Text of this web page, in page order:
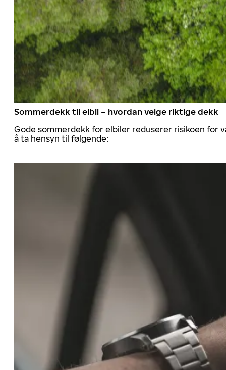
Sommerdekk til elbil – hvordan velge riktige dekk
Gode sommerdekk for elbiler reduserer risikoen for
å ta hensyn til følgende: